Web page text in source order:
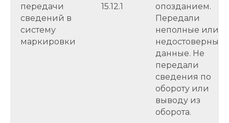
передачи
сведений в
систему
маркировки
15.12.1
опозданием.
Передали
неполные или
недостоверные
данные. Не
передали
сведения по
обороту или
выводу из
оборота.